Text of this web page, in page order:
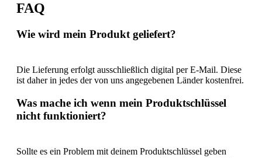
FAQ
Wie wird mein Produkt geliefert?
Die Lieferung erfolgt ausschließlich digital per E-Mail. Diese
ist daher in jedes der von uns angegebenen Länder kostenfrei.
Was mache ich wenn mein Produktschlüssel
nicht funktioniert?
Sollte es ein Problem mit deinem Produktschlüssel geben